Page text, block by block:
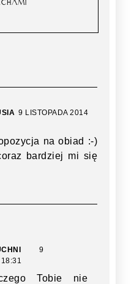
9 LISTOPADA 2014
na obiad :-)
bardziej mi się
9
Tobie nie